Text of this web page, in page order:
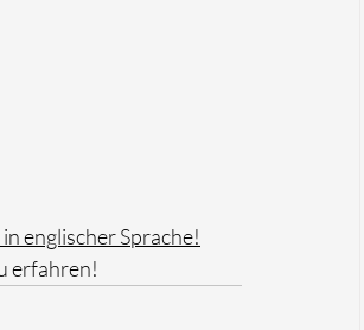
in englischer Sprache!
erfahren!